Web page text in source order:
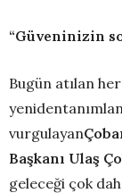
“Güveninizin
Bugün atılan
vurgulayan
Başkanı Ulaş
geleceği çok